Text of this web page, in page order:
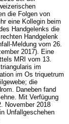
die Folgen von
eine Kollegin beim
Handgelenks die
Handgelenk
Meldung vom 26.
2017). Eine
MRI vom 13.
im
im Os triquetrum
die
Daneben fand
Mit Verfügung
November 2018
Unfallgeschehen